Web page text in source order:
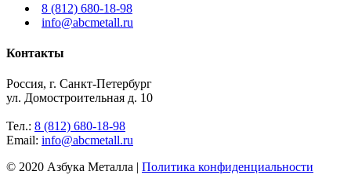
8 (812) 680-18-98
info@abcmetall.ru
Контакты
Россия, г. Санкт-Петербург
ул. Домостроительная д. 10
Тел.: 8 (812) 680-18-98
Email: info@abcmetall.ru
© 2020 Азбука Металла | Политика конфиденциальности